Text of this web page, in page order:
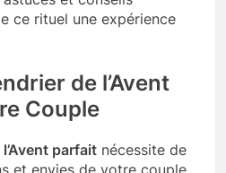
ce rituel une expérience
de l’Avent
Couple
parfait nécessite de